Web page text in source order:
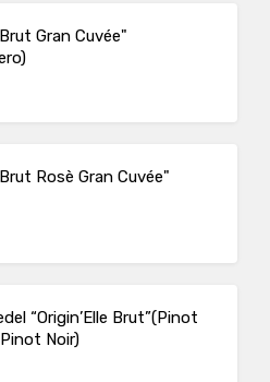
Gran Cuvée"
Rosè Gran Cuvée"
“Origin’Elle Brut”(Pinot
Noir)